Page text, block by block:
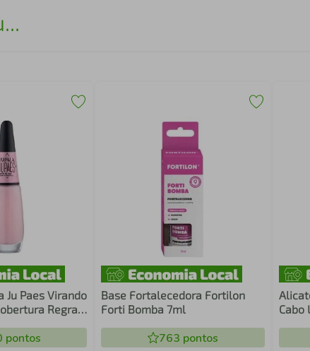
Ju Paes Virando
Regras
pontos
Base Fortalecedora Fortilon
Forti Bomba 7ml
763 pontos
Cabo